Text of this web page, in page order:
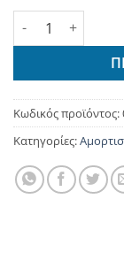
ΑΜΟΡΤΙΣΕΡ
Κωδικός προϊόντος:
Κατηγορίες: